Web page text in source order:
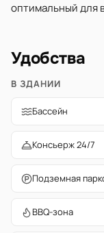
оптимальный для
Удобства
В ЗДАНИИ
Бассейн
Консьерж 24/7
Подземная
BBQ-зона